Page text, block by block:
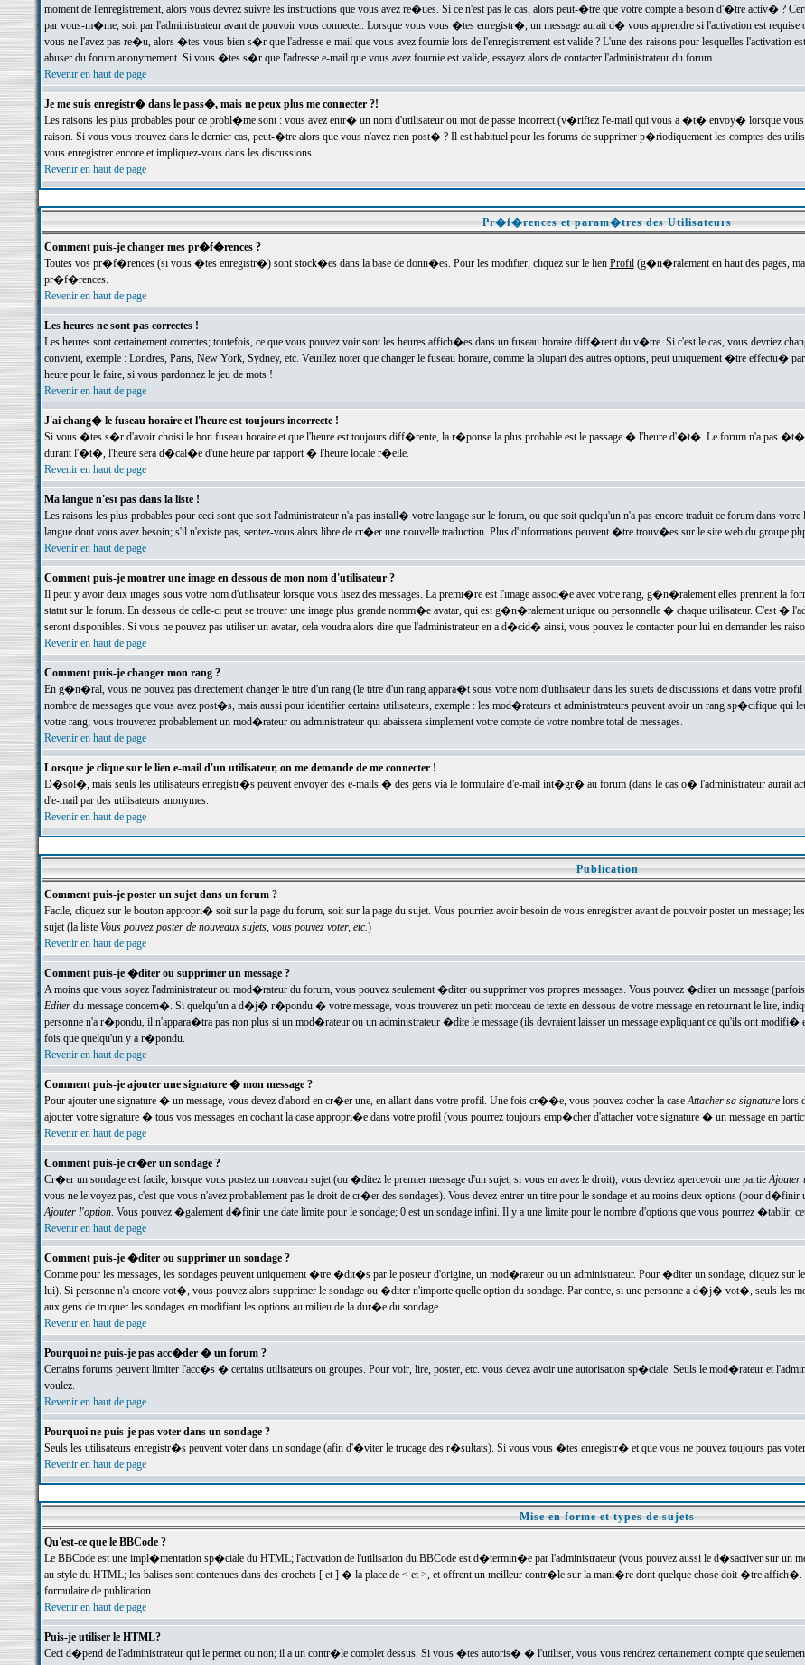
moment de l'enregistrement, alors vous devrez suivre les instructions que vous avez re�ues. Si ce n'est pas le cas, alors peut-�tre que votre compte a besoin d'�tre activ� ?
par vous-m�me, soit par l'administrateur avant de pouvoir vous connecter. Lorsque vous vous �tes enregistr�, un message aurait d� vous apprendre si l'activation est
vous ne l'avez pas re�u, alors �tes-vous bien s�r que l'adresse e-mail que vous avez fournie lors de l'enregistrement est valide ? L'une des raisons pour lesquelles
abuser du forum anonymement. Si vous �tes s�r que l'adresse e-mail que vous avez fournie est valide, essayez alors de contacter l'administrateur du forum.
Revenir en haut de page
Je me suis enregistr� dans le pass�, mais ne peux plus me connecter ?!
Les raisons les plus probables pour ce probl�me sont : vous avez entr� un nom d'utilisateur ou mot de passe incorrect (v�rifiez l'e-mail qui vous a �t� envoy� lorsque
raison. Si vous vous trouvez dans le dernier cas, peut-�tre alors que vous n'avez rien post� ? Il est habituel pour les forums de supprimer p�riodiquement les comptes des
vous enregistrer encore et impliquez-vous dans les discussions.
Revenir en haut de page
Pr�f�rences et param�tres des Utilisateurs
Comment puis-je changer mes pr�f�rences ?
Toutes vos pr�f�rences (si vous �tes enregistr�) sont stock�es dans la base de donn�es. Pour les modifier, cliquez sur le lien Profil(g�n�ralement en haut des pages,
pr�f�rences.
Revenir en haut de page
Les heures ne sont pas correctes !
Les heures sont certainement correctes; toutefois, ce que vous pouvez voir sont les heures affich�es dans un fuseau horaire diff�rent du v�tre. Si c'est le cas, vous devriez
convient, exemple : Londres, Paris, New York, Sydney, etc. Veuillez noter que changer le fuseau horaire, comme la plupart des autres options, peut uniquement �tre
heure pour le faire, si vous pardonnez le jeu de mots !
Revenir en haut de page
J'ai chang� le fuseau horaire et l'heure est toujours incorrecte !
Si vous �tes s�r d'avoir choisi le bon fuseau horaire et que l'heure est toujours diff�rente, la r�ponse la plus probable est le passage � l'heure d'�t�. Le forum n'a pas
durant l'�t�, l'heure sera d�cal�e d'une heure par rapport � l'heure locale r�elle.
Revenir en haut de page
Ma langue n'est pas dans la liste !
Les raisons les plus probables pour ceci sont que soit l'administrateur n'a pas install� votre langage sur le forum, ou que soit quelqu'un n'a pas encore traduit ce forum dans
langue dont vous avez besoin; s'il n'existe pas, sentez-vous alors libre de cr�er une nouvelle traduction. Plus d'informations peuvent �tre trouv�es sur le site web du groupe
Revenir en haut de page
Comment puis-je montrer une image en dessous de mon nom d'utilisateur ?
Il peut y avoir deux images sous votre nom d'utilisateur lorsque vous lisez des messages. La premi�re est l'image associ�e avec votre rang, g�n�ralement elles prennent la
statut sur le forum. En dessous de celle-ci peut se trouver une image plus grande nomm�e avatar, qui est g�n�ralement unique ou personnelle � chaque utilisateur. C'est �
seront disponibles. Si vous ne pouvez pas utiliser un avatar, cela voudra alors dire que l'administrateur en a d�cid� ainsi, vous pouvez le contacter pour lui en demander les
Revenir en haut de page
Comment puis-je changer mon rang ?
En g�n�ral, vous ne pouvez pas directement changer le titre d'un rang (le titre d'un rang appara�t sous votre nom d'utilisateur dans les sujets de discussions et dans votre
nombre de messages que vous avez post�s, mais aussi pour identifier certains utilisateurs, exemple : les mod�rateurs et administrateurs peuvent avoir un rang sp�cifique qui
votre rang; vous trouverez probablement un mod�rateur ou administrateur qui abaissera simplement votre compte de votre nombre total de messages.
Revenir en haut de page
Lorsque je clique sur le lien e-mail d'un utilisateur, on me demande de me connecter !
D�sol�, mais seuls les utilisateurs enregistr�s peuvent envoyer des e-mails � des gens via le formulaire d'e-mail int�gr� au forum (dans le cas o� l'administrateur
d'e-mail par des utilisateurs anonymes.
Revenir en haut de page
Publication
Comment puis-je poster un sujet dans un forum ?
Facile, cliquez sur le bouton appropri� soit sur la page du forum, soit sur la page du sujet. Vous pourriez avoir besoin de vous enregistrer avant de pouvoir poster un message;
sujet (la liste Vous pouvez poster de nouveaux sujets, vous pouvez voter, etc.)
Revenir en haut de page
Comment puis-je �diter ou supprimer un message ?
A moins que vous soyez l'administrateur ou mod�rateur du forum, vous pouvez seulement �diter ou supprimer vos propres messages. Vous pouvez �diter un message
Editerdu message concern�. Si quelqu'un a d�j� r�pondu � votre message, vous trouverez un petit morceau de texte en dessous de votre message en retournant le lire,
personne n'a r�pondu, il n'appara�tra pas non plus si un mod�rateur ou un administrateur �dite le message (ils devraient laisser un message expliquant ce qu'ils ont modifi�
fois que quelqu'un y a r�pondu.
Revenir en haut de page
Comment puis-je ajouter une signature � mon message ?
Pour ajouter une signature � un message, vous devez d'abord en cr�er une, en allant dans votre profil. Une fois cr��e, vous pouvez cocher la caseAttacher sa signaturelors
ajouter votre signature � tous vos messages en cochant la case appropri�e dans votre profil (vous pourrez toujours emp�cher d'attacher votre signature � un message en
Revenir en haut de page
Comment puis-je cr�er un sondage ?
Cr�er un sondage est facile; lorsque vous postez un nouveau sujet (ou �ditez le premier message d'un sujet, si vous en avez le droit), vous devriez apercevoir une partieAjouter
vous ne le voyez pas, c'est que vous n'avez probablement pas le droit de cr�er des sondages). Vous devez entrer un titre pour le sondage et au moins deux options (pour
Ajouter l'option. Vous pouvez �galement d�finir une date limite pour le sondage; 0 est un sondage infini. Il y a une limite pour le nombre d'options que vous pourrez �tablir;
Revenir en haut de page
Comment puis-je �diter ou supprimer un sondage ?
Comme pour les messages, les sondages peuvent uniquement �tre �dit�s par le posteur d'origine, un mod�rateur ou un administrateur. Pour �diter un sondage, cliquez sur
lui). Si personne n'a encore vot�, vous pouvez alors supprimer le sondage ou �diter n'importe quelle option du sondage. Par contre, si une personne a d�j� vot�, seuls
aux gens de truquer les sondages en modifiant les options au milieu de la dur�e du sondage.
Revenir en haut de page
Pourquoi ne puis-je pas acc�der � un forum ?
Certains forums peuvent limiter l'acc�s � certains utilisateurs ou groupes. Pour voir, lire, poster, etc. vous devez avoir une autorisation sp�ciale. Seuls le mod�rateur et
voulez.
Revenir en haut de page
Pourquoi ne puis-je pas voter dans un sondage ?
Seuls les utilisateurs enregistr�s peuvent voter dans un sondage (afin d'�viter le trucage des r�sultats). Si vous vous �tes enregistr� et que vous ne pouvez toujours pas
Revenir en haut de page
Mise en forme et types de sujets
Qu'est-ce que le BBCode ?
Le BBCode est une impl�mentation sp�ciale du HTML; l'activation de l'utilisation du BBCode est d�termin�e par l'administrateur (vous pouvez aussi le d�sactiver sur un
au style du HTML; les balises sont contenues dans des crochets [ et ] � la place de < et >, et offrent un meilleur contr�le sur la mani�re dont quelque chose doit �tre
formulaire de publication.
Revenir en haut de page
Puis-je utiliser le HTML?
Ceci d�pend de l'administrateur qui le permet ou non; il a un contr�le complet dessus. Si vous �tes autoris� � l'utiliser, vous vous rendrez certainement compte que